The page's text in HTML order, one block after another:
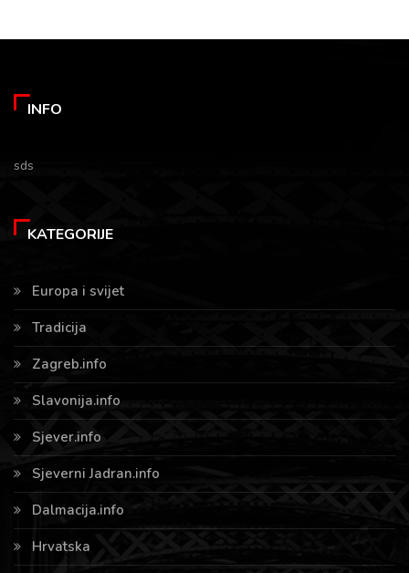
INFO
sds
KATEGORIJE
Europa i svijet
Tradicija
Zagreb.info
Slavonija.info
Sjever.info
Sjeverni Jadran.info
Dalmacija.info
Hrvatska